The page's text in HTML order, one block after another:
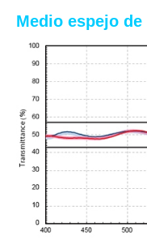
Medio espejo